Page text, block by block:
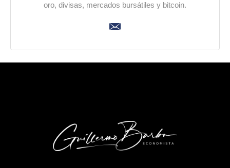
oro, divisas, mercados bursátiles y bitcoin.